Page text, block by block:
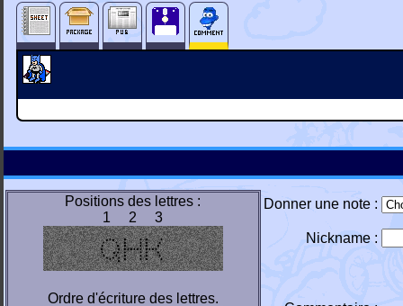
Positions des lettres :
1 2 3
Ordre d'écriture des lettres.
Donner une note :
Nickname :